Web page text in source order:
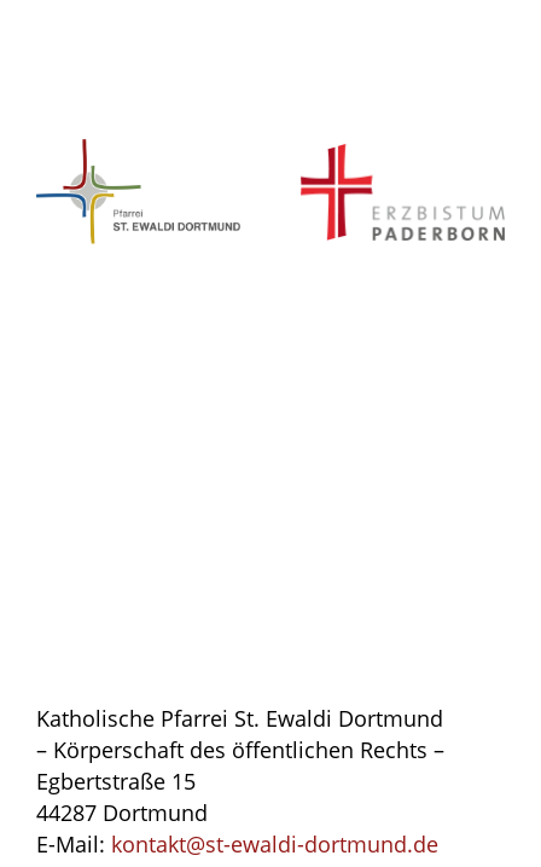
Katholische Pfarrei St. Ewaldi Dortmund
– Körperschaft des öffentlichen Rechts –
Egbertstraße 15
44287 Dortmund
E-Mail: kontakt@st-ewaldi-dortmund.de